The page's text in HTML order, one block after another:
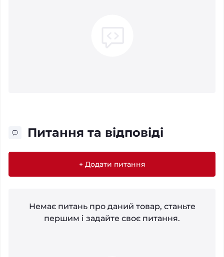
Питання та відповіді
+ Додати питання
Немає питань про даний товар, станьте
першим і задайте своє питання.